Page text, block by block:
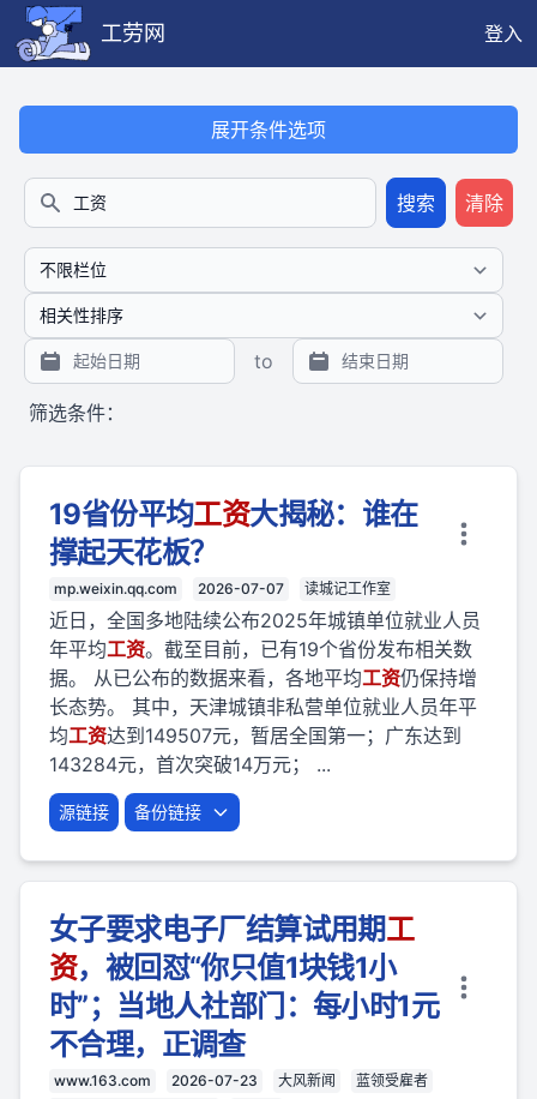
工劳网
登入
展开条件选项
搜索
搜索 清除
to
筛选条件：
19省份平均工资大揭秘：谁在
撑起天花板？
mp.weixin.qq.com 2026-07-07 读城记工作室
近日，全国多地陆续公布2025年城镇单位就业人员
年平均工资。截至目前，已有19个省份发布相关数
据。 从已公布的数据来看，各地平均工资仍保持增
长态势。 其中，天津城镇非私营单位就业人员年平
均工资达到149507元，暂居全国第一；广东达到
143284元，首次突破14万元； ...
源链接 备份链接
女子要求电子厂结算试用期工
资，被回怼“你只值1块钱1小
时”；当地人社部门：每小时1元
不合理，正调查
www.163.com 2026-07-23 大风新闻
蓝领受雇者